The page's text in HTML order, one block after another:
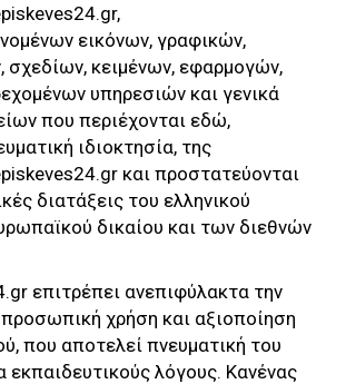
,
εικόνων, γραφικών,
κειμένων, εφαρμογών,
υπηρεσιών και γενικά
που περιέχονται εδώ,
ιδιοκτησία, της
και προστατεύονται
διατάξεις του ελληνικού
δικαίου και των διεθνών
επιτρέπει ανεπιφύλακτα την
χρήση και αξιοποίηση
που αποτελεί πνευματική του
εκπαιδευτικούς λόγους. Κανένας